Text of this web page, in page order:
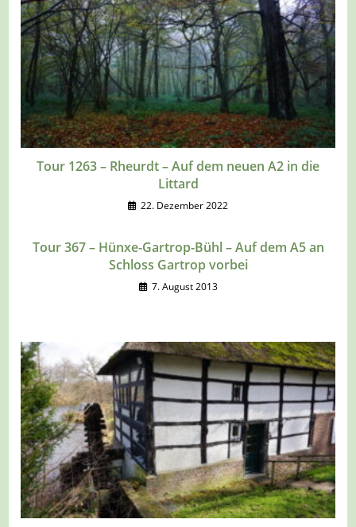
Tour 1263 – Rheurdt – Auf dem neuen A2 in die
Littard
22. Dezember 2022
Tour 367 – Hünxe-Gartrop-Bühl – Auf dem A5 an
Schloss Gartrop vorbei
7. August 2013